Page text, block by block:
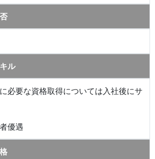
ル
必要な資格取得については入社後にサ
優遇